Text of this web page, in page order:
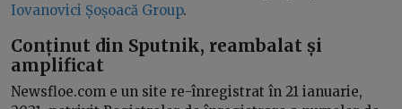
Iovanovici Șoșoacă Group.
Conținut din Sputnik, reambalat și
amplificat
Newsfloe.com e un site re-înregistrat în 21 ianuarie,